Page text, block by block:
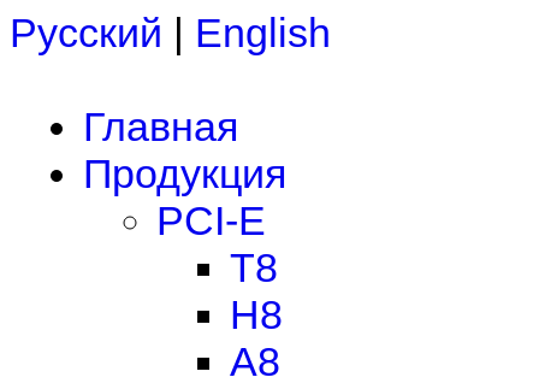
Русский | English
Главная
Продукция
PCI-E
T8
H8
A8